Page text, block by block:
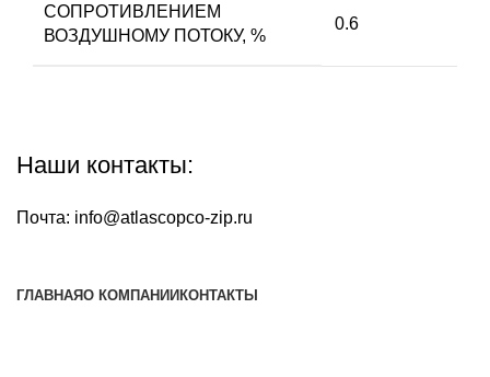
СОПРОТИВЛЕНИЕМ
ВОЗДУШНОМУ ПОТОКУ, %
0.6
Наши контакты:
Почта: info@atlascopco-zip.ru
ГЛАВНАЯО КОМПАНИИ КОНТАКТЫ